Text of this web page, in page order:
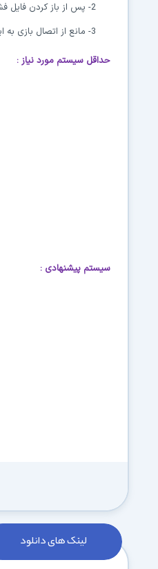
2- پس از باز کردن فایل‌ فشرده، فایل
3- مانع از اتصال بازی به اینترنت شده و پس از کپی و جایگزین کردن محتویات پوشه‌ی
حداقل سیستم مورد نیاز :
سیستم پیشنهادی :
لینک های دانلود